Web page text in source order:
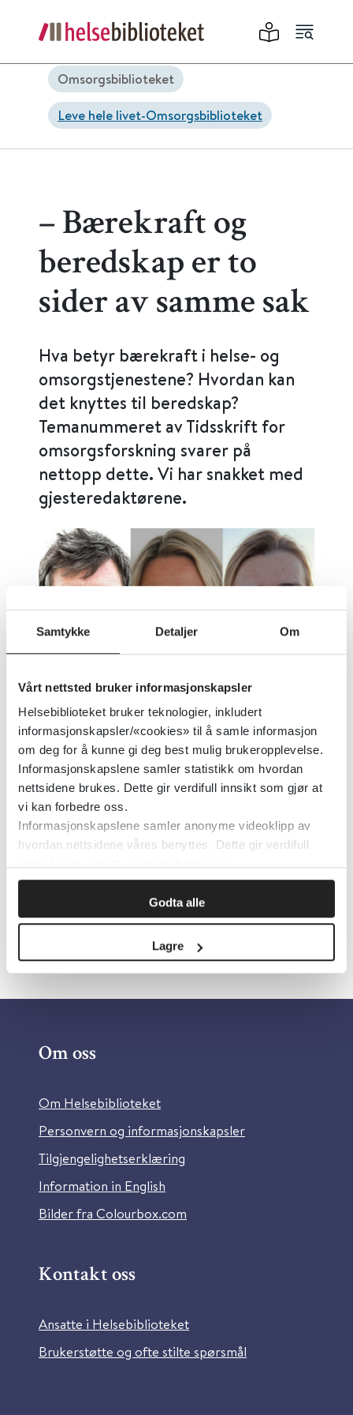
Samtykke Detaljer Om
Vårt nettsted bruker informasjonskapsler
Helsebiblioteket bruker teknologier, inkludert
informasjonskapsler/«cookies» til å samle informasjon
om deg for å kunne gi deg best mulig brukeropplevelse.
Informasjonskapslene samler statistikk om hvordan
nettsidene brukes. Dette gir verdifull innsikt som gjør at
vi kan forbedre oss.
Informasjonskapslene samler anonyme videoklipp av
hvordan nettsidene våres benyttes. Dette gir verdifull
Godta alle
Lagre
Omsorgsbiblioteket
Leve hele livet-Omsorgsbiblioteket
– Bærekraft og
beredskap er to
sider av samme sak
Hva betyr bærekraft i helse- og
omsorgstjenestene? Hvordan kan
det knyttes til beredskap?
Temanummeret av Tidsskrift for
omsorgsforskning svarer på
nettopp dette. Vi har snakket med
gjesteredaktørene.
Geir Sverre Braut, Astri Syse og Line Melby. Foto:
Privat
Publisert 03. oktober 2023
Klikk her for å lese artikkelen.
Om oss
Om Helsebiblioteket
Personvern og informasjonskapsler
Tilgjengelighetserklæring
Information in English
Bilder fra Colourbox.com
Kontakt oss
Ansatte i Helsebiblioteket
Brukerstøtte og ofte stilte spørsmål